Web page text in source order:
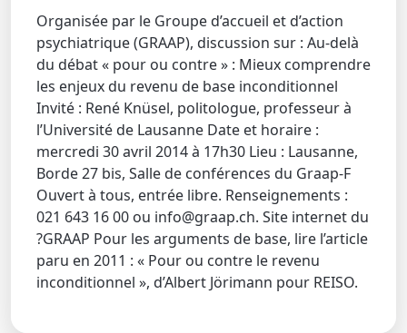
Organisée par le Groupe d’accueil et d’action
psychiatrique (GRAAP), discussion sur : Au-delà
du débat « pour ou contre » : Mieux comprendre
les enjeux du revenu de base inconditionnel
Invité : René Knüsel, politologue, professeur à
l’Université de Lausanne Date et horaire :
mercredi 30 avril 2014 à 17h30 Lieu : Lausanne,
Borde 27 bis, Salle de conférences du Graap-F
Ouvert à tous, entrée libre. Renseignements :
021 643 16 00 ou info@graap.ch. Site internet du
?GRAAP Pour les arguments de base, lire l’article
paru en 2011 : « Pour ou contre le revenu
inconditionnel », d’Albert Jörimann pour REISO.